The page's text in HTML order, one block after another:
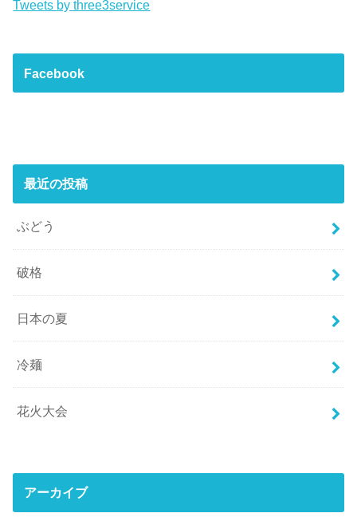
Tweets by three3service
Facebook
最近の投稿
ぶどう
破格
日本の夏
冷麺
花火大会
アーカイブ